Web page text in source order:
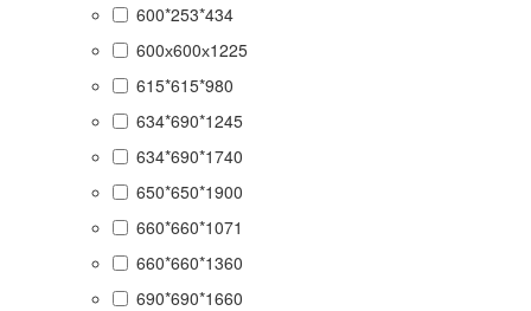
600*253*434
600х600х1225
615*615*980
634*690*1245
634*690*1740
650*650*1900
660*660*1071
660*660*1360
690*690*1660